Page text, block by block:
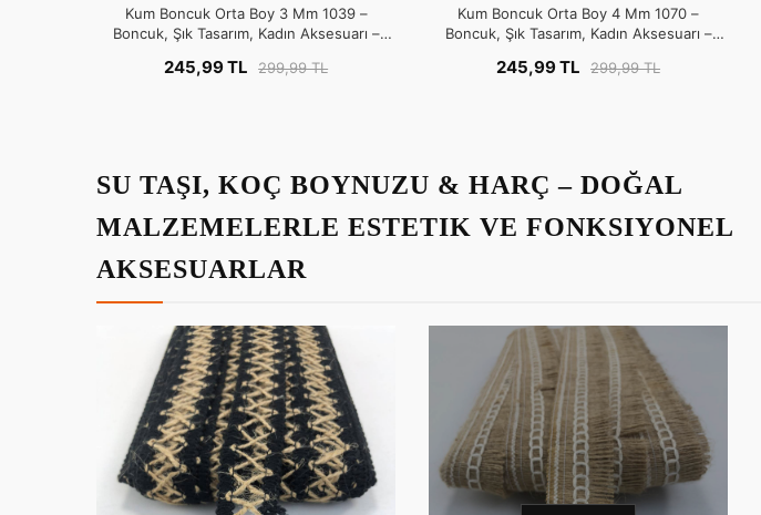
Kum Boncuk Orta Boy 3 Mm 1039 –
Boncuk, Şık Tasarım, Kadın Aksesuarı –
245,99 TL 299,99 TL
Kum Boncuk Orta Boy 4 Mm 1070 –
Boncuk, Şık Tasarım, Kadın Aksesuarı –
245,99 TL 299,99 TL
SU TAŞI, KOÇ BOYNUZU & HARÇ – DOĞAL
MALZEMELERLE ESTETIK VE FONKSIYONEL
AKSESUARLAR